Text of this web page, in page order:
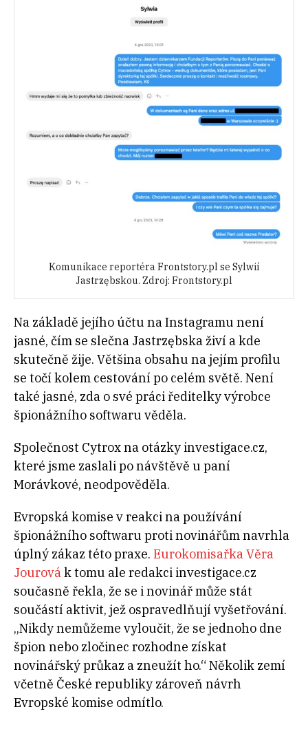
Komunikace reportéra Frontstory.pl se Sylwií
Jastrzębskou. Zdroj: Frontstory.pl
Na základě jejího účtu na Instagramu není
jasné, čím se slečna Jastrzębska živí a kde
skutečně žije. Většina obsahu na jejím profilu
se točí kolem cestování po celém světě. Není
také jasné, zda o své práci ředitelky výrobce
špionážního softwaru věděla.
Společnost Cytrox na otázky investigace.cz,
které jsme zaslali po návštěvě u paní
Morávkové, neodpověděla.
Evropská komise v reakci na používání
špionážního softwaru proti novinářům navrhla
úplný zákaz této praxe. Eurokomisařka Věra
Jourovák tomu ale redakci investigace.cz
současně řekla, že se i novinář může stát
součástí aktivit, jež ospravedlňují vyšetřování.
„Nikdy nemůžeme vyloučit, že se jednoho dne
špion nebo zločinec rozhodne získat
novinářský průkaz a zneužít ho.“ Několik zemí
včetně České republiky zároveň návrh
Evropské komise odmítlo.